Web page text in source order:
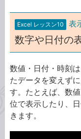
Excel レッスン10 表
数字や日付の
数値・日付・時刻
たデータを変えず
す。たとえば、数
位で表示したり、
きます。